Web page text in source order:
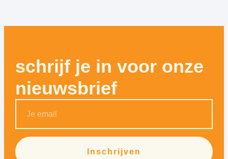
schrijf je in voor onze
nieuwsbrief
Inschrijven